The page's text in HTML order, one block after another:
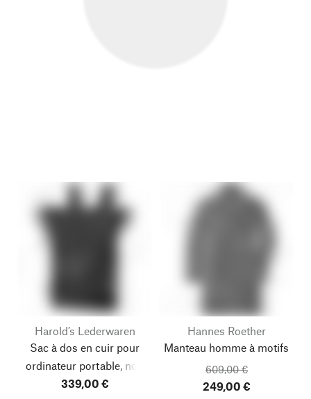
Harold’s Lederwaren
Sac à dos en cuir pour
ordinateur portable, noir
339,00 €
Hannes Roether
Manteau homme à motifs
609,00 €
249,00 €